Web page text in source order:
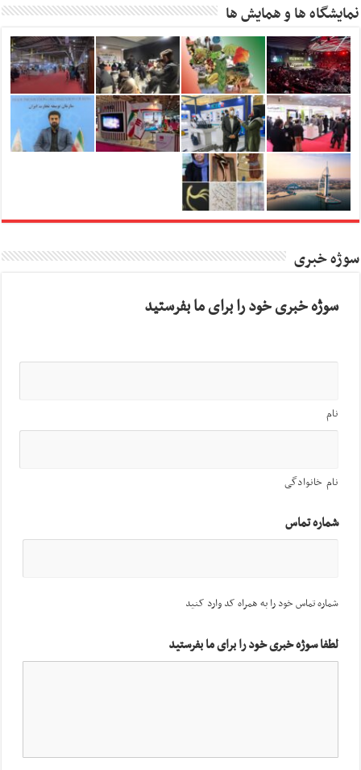
نمایشگاه ها و همایش ها
سوژه خبری
سوژه خبری خود را برای ما بفرستید
نام
نام خانوادگی
شماره تماس
شماره تماس خود را به همراه کد وارد کنید
لطفا سوژه خبری خود را برای ما بفرستید